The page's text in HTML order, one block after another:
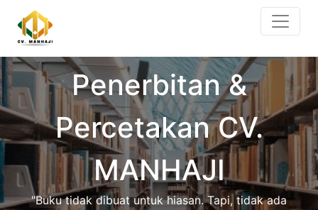
content
Penerbitan &
Percetakan CV.
MANHAJI
"Buku tidak dibuat untuk hiasan. Tapi, tidak ada